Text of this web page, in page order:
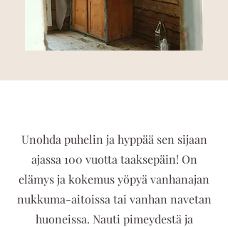
Unohda puhelin ja hyppää sen sijaan
ajassa 100 vuotta taaksepäin! On
elämys ja kokemus yöpyä vanhanajan
nukkuma-aitoissa tai vanhan navetan
huoneissa. Nauti pimeydestä ja